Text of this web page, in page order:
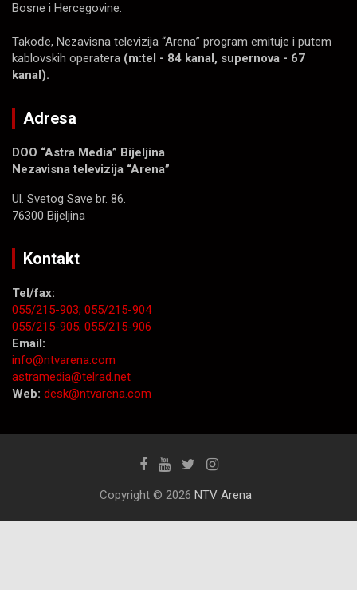
Bosne i Hercegovine.
Takođe, Nezavisna televizija “Arena” program emituje i putem
kablovskih operatera (m:tel - 84 kanal, supernova - 67
kanal).
Adresa
DOO “Astra Media” Bijeljina
Nezavisna televizija “Arena”
Ul. Svetog Save br. 86.
76300 Bijeljina
Kontakt
Tel/fax:
055/215-903; 055/215-904
055/215-905; 055/215-906
Email:
info@ntvarena.com
astramedia@telrad.net
Web: desk@ntvarena.com
Copyright © 2026 NTV Arena